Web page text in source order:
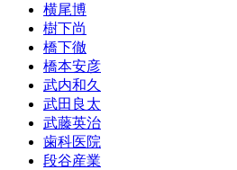
横尾博
樹下尚
橋下徹
橋本安彦
武内和久
武田良太
武藤英治
歯科医院
段谷産業